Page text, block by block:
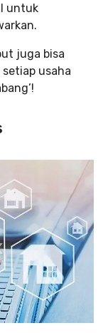
untuk
juga bisa
usaha